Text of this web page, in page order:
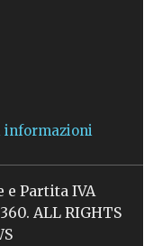
informazioni
Partita IVA
ALL RIGHTS